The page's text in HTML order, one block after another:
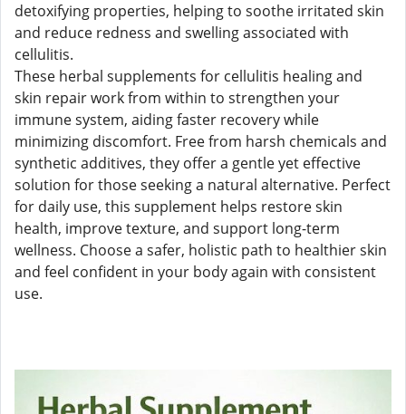
detoxifying properties, helping to soothe irritated skin
and reduce redness and swelling associated with
cellulitis.
These herbal supplements for cellulitis healing and
skin repair work from within to strengthen your
immune system, aiding faster recovery while
minimizing discomfort. Free from harsh chemicals and
synthetic additives, they offer a gentle yet effective
solution for those seeking a natural alternative. Perfect
for daily use, this supplement helps restore skin
health, improve texture, and support long-term
wellness. Choose a safer, holistic path to healthier skin
and feel confident in your body again with consistent
use.